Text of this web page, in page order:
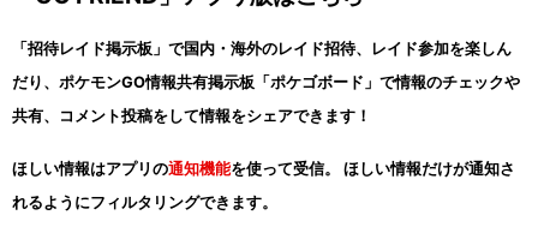
「招待レイド掲示板」で国内・海外のレイド招待、レイド参加を楽しん
だり、ポケモンGO情報共有掲示板「ポケゴボード」で情報のチェックや
共有、コメント投稿をして情報をシェアできます！
ほしい情報はアプリの通知機能を使って受信。 ほしい情報だけが通知さ
れるようにフィルタリングできます。